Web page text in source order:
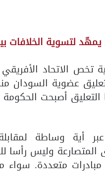
لتسوية الخلافات
تخص الاتحاد
عضوية السودان
تشرين الأول 2021 .وبهذا التعليق
أية وساطة
وليس رأسا
متعددة. سواء